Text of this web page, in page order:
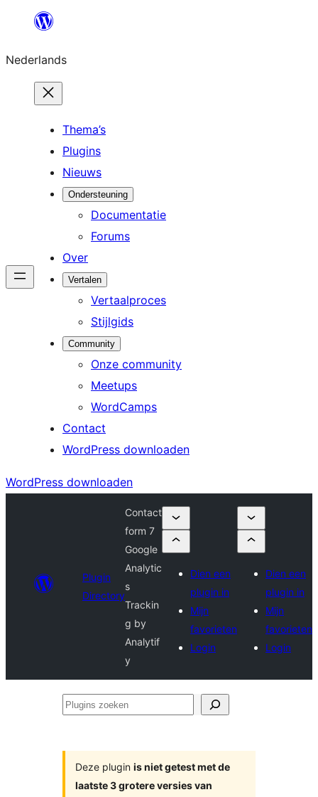
de
inhoud
Nederlands
Thema’s
Plugins
Nieuws
Ondersteuning
Documentatie
Forums
Over
Vertalen
Vertaalproces
Stijlgids
Community
Onze community
Meetups
WordCamps
Contact
WordPress downloaden
WordPress downloaden
Plugin
Directory
Contact
form 7
Google
Analytic
s
Trackin
g by
Analytif
y
Dien een
plugin in
Mijn
favorieten
Login
Dien een
plugin in
Mijn
favorieten
Login
Plugins
Deze plugin is niet getest met de
laatste 3 grotere versies van